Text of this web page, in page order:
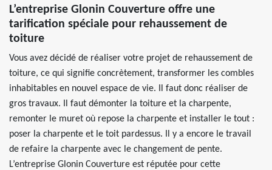
L’entreprise Glonin Couverture offre une
tarification spéciale pour rehaussement de
toiture
Vous avez décidé de réaliser votre projet de rehaussement de
toiture, ce qui signifie concrètement, transformer les combles
inhabitables en nouvel espace de vie. Il faut donc réaliser de
gros travaux. Il faut démonter la toiture et la charpente,
remonter le muret où repose la charpente et installer le tout :
poser la charpente et le toit pardessus. Il y a encore le travail
de refaire la charpente avec le changement de pente.
L’entreprise Glonin Couverture est réputée pour cette